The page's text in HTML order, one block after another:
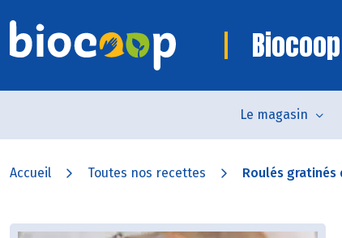
Le magasin
Accueil Toutes nos recettes Roulés gratinés